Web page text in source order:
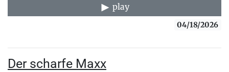
play
04/18/2026
Der scharfe Maxx